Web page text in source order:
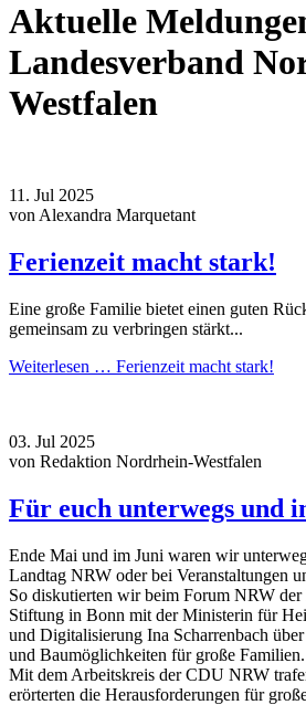
Aktuelle
Landesverband
Westfalen
11. Jul 2025
von Alexandra Marquetant
Ferienzeit macht stark!
Eine große Familie bietet einen guten
gemeinsam zu verbringen stärkt...
Weiterlesen … Ferienzeit macht stark!
03. Jul 2025
von Redaktion Nordrhein-Westfalen
Für euch unterwegs und
Ende Mai und im Juni waren wir
Landtag NRW oder bei Veranstaltungen
So diskutierten wir beim Forum NRW
Stiftung in Bonn mit der Ministerin für
und Digitalisierung Ina Scharrenbach
und Baumöglichkeiten für große Familien.
Mit dem Arbeitskreis der CDU NRW
erörterten die Herausforderungen für